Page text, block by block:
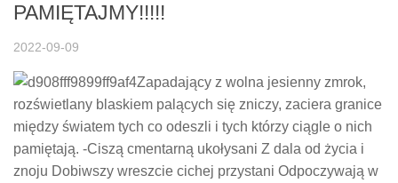
PAMIĘTAJMY!!!!!
2022-09-09
Zapadający z wolna jesienny zmrok,
rozświetlany blaskiem palących się zniczy, zaciera granice
między światem tych co odeszli i tych którzy ciągle o nich
pamiętają. -Ciszą cmentarną ukołysani Z dala od życia i
znoju Dobiwszy wreszcie cichej przystani Odpoczywają w